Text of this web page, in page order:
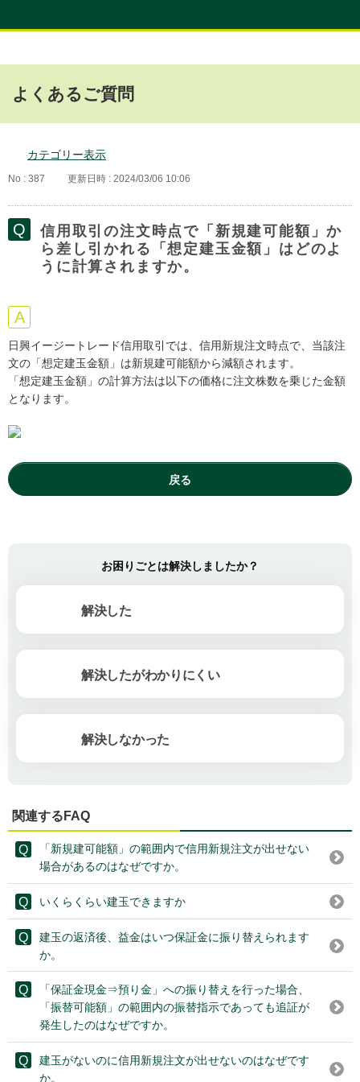
よくあるご質問
カテゴリー表示
No : 387 更新日時 : 2024/03/06 10:06
信用取引の注文時点で「新規建可能額」か
ら差し引かれる「想定建玉金額」はどのよ
うに計算されますか。
日興イージートレード信用取引では、信用新規注文時点で、当該注
文の「想定建玉金額」は新規建可能額から減額されます。
「想定建玉金額」の計算方法は以下の価格に注文株数を乗じた金額
となります。
戻る
お困りごとは解決しましたか？
解決した
解決したがわかりにくい
解決しなかった
関連するFAQ
「新規建可能額」の範囲内で信用新規注文が出せない
場合があるのはなぜですか。
いくらくらい建玉できますか
建玉の返済後、益金はいつ保証金に振り替えられます
か。
「保証金現金⇒預り金」への振り替えを行った場合、
「振替可能額」の範囲内の振替指示であっても追証が
発生したのはなぜですか。
建玉がないのに信用新規注文が出せないのはなぜです
か。